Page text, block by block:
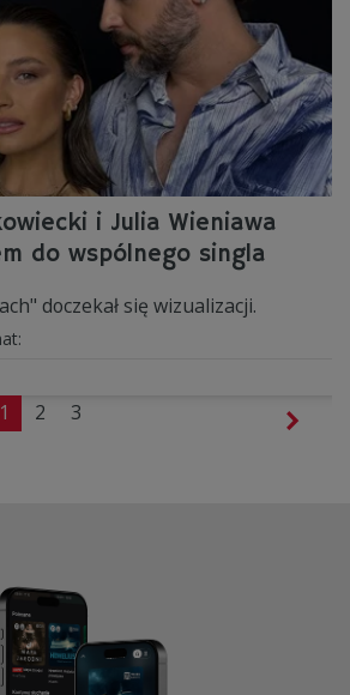
i Julia Wieniawa
do wspólnego singla
doczekał się wizualizacji.
1 2 3